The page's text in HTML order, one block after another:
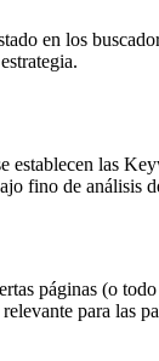
en los
las
fino de análisis
páginas (o
para las